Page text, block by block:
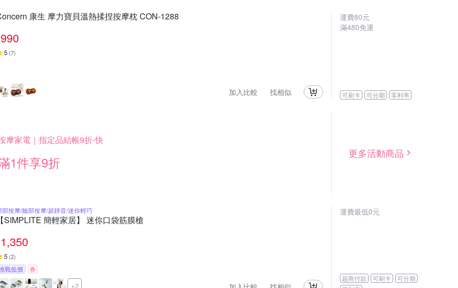
康生 摩力寶貝溫熱揉捏按摩枕 CON-1288
990
5 (7)
加入比較 找相似
運費80元
滿480免運
可刷卡 可分期 零利率
摩家電｜指定品結帳9折-快
1件享9折
更多活動商品
部按摩/臉部按摩/超靜音/迷你輕巧
SIMPLITE 簡輕家居】 迷你口袋筋膜槍
1,350
5 (2)
戰低價 券
+2
運費最低0元
超商付款 可刷卡
可分期